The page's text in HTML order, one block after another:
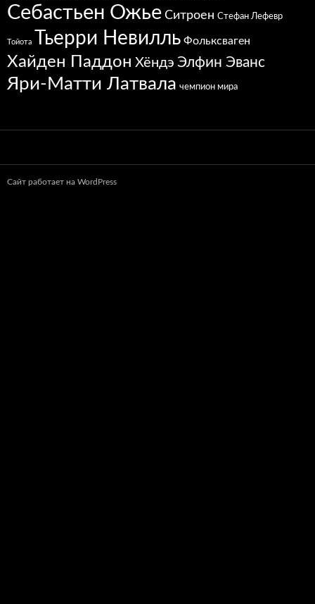
Себастьен Ожье Ситроен Стефан Лефевр
Тойота Тьерри Невилль Фольксваген
Хайден Паддон Хёндэ Элфин Эванс
Яри-Матти Латвала чемпион мира
Сайт работает на WordPress